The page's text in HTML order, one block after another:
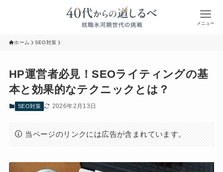
メニュー
ホーム SEO対策
HP運営者必見！SEOライティングの基
本と効果的なテクニックとは？
SEO対策 2026年2月13日
当ページのリンクには広告が含まれています。